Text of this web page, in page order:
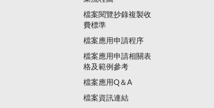
檔案閱覽抄錄複製收
費標準
檔案應用申請程序
檔案應用申請相關表
格及範例參考
檔案應用Q＆A
檔案資訊連結